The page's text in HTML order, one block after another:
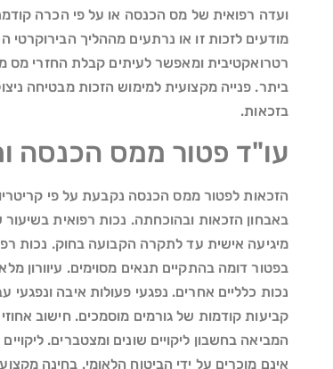
ועדה רפואית של מס הכנסה או על פי הכרה
מודעים לזכות זו או נרתעים מההליך
רטרואקטיבית ומאפשר לעיתים קבלת החזרי מס
ביתר. פנייה מקצועית למימוש הזכות מבטיחה
בזכאות.
עו"ד פטור ממס הכנסה
הזכאות לפטור ממס הכנסה נקבעת על פי
בפטור דומה בהתקיים תנאים מסוימים. עיוורון
נכות כלליים אחרים. נפגעי פעולות איבה ונפגעי
קביעות קודמות של גורמים מוסמכים. חישוב
המביאה בחשבון ליקויים שונים ומצטברים.
אינם מוכרים על ידי הביטוח הלאומי. בחינה